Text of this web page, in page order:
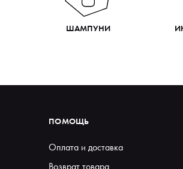
ШАМПУНИ
ПОМОЩЬ
Оплата и доставка
Возврат товара